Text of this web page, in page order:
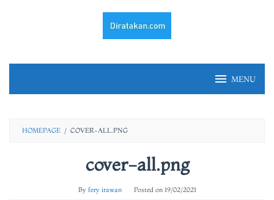
MENU
HOMEPAGE / COVER-ALL.PNG
cover-all.png
By fery irawan Posted on 19/02/2021